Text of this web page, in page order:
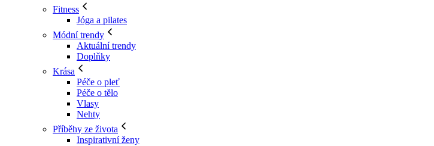
Fitness
Jóga a pilates
Módní trendy
Aktuální trendy
Doplňky
Krása
Péče o pleť
Péče o tělo
Vlasy
Nehty
Příběhy ze života
Inspirativní ženy